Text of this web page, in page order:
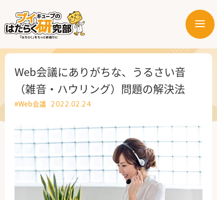
メ
ー
はたらく部署
はたらく課題
Web会議にありがちな、うるさい音
（雑音・ハウリング）問題の解決法
#Web会議 2022.02.24